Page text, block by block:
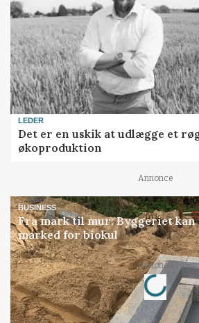
LEDER
Det er en uskik at udlægge et
økoproduktion
Annonce
BUSINESS
Fra mark til mur: Byggeriet kan
marked for biokul
Annonce
Loading...